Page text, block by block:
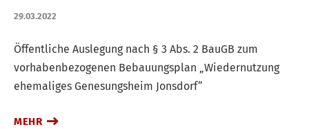
29.03.2022
Öffentliche Auslegung nach § 3 Abs. 2 BauGB zum
vorhabenbezogenen Bebauungsplan „Wiedernutzung
ehemaliges Genesungsheim Jonsdorf“
MEHR